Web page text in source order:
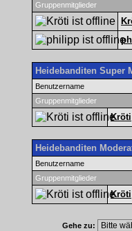
Gruppenmitglieder
Heidebanditen Super
Benutzername
Gruppenmitglieder
Kröti
Heidebanditen
Benutzername
Gruppenmitglieder
Kröti
Gehe zu: